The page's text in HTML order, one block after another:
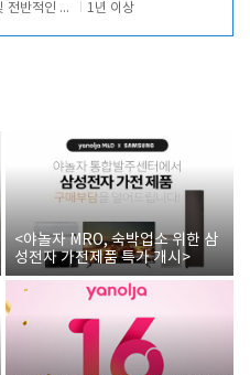
주차 및 전반적인 당번업무 1년 이상
<야놀자 MRO, 숙박업소 위한 삼
성전자 가전제품 특가 개시>